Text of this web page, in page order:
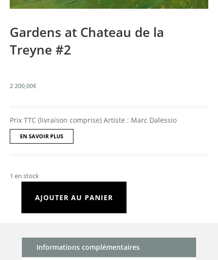
Gardens at Chateau de la
Treyne #2
2 200,00€
Prix TTC (livraison comprise) Artiste : Marc Dalessio
EN SAVOIR PLUS
1 en stock
quantité
AJOUTER AU PANIER
Informations complémentaires